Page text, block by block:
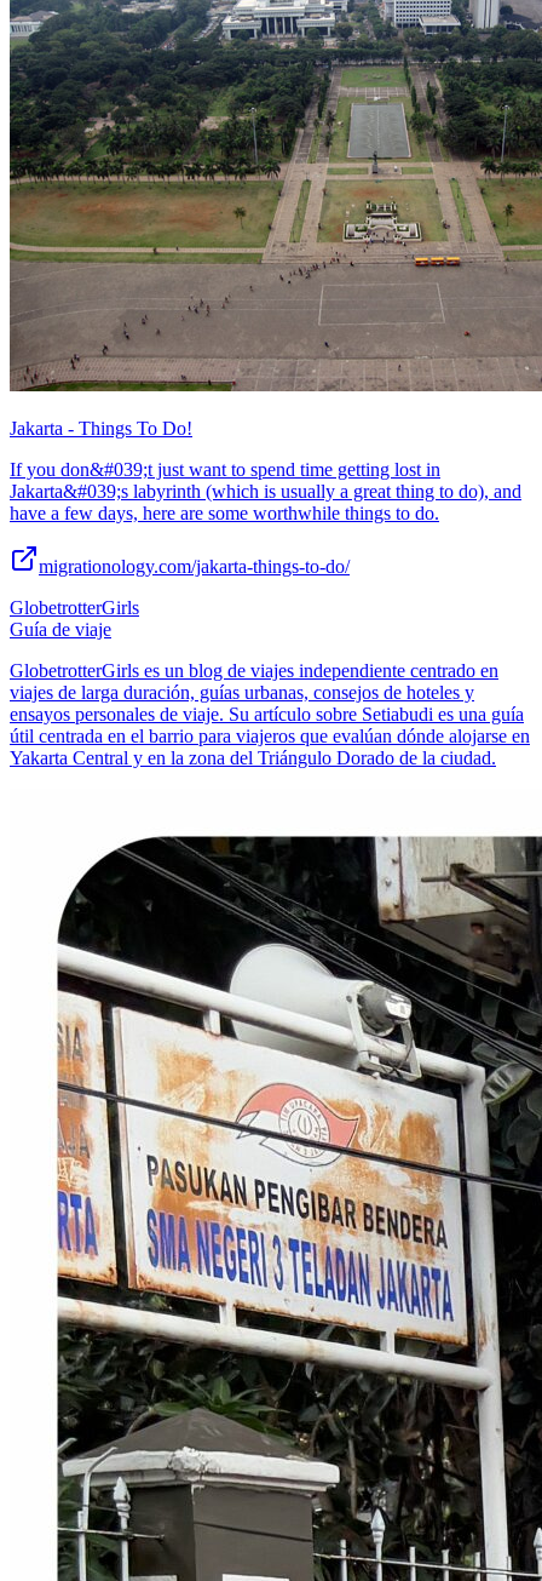
Jakarta - Things To Do!
If you don&#039;t just want to spend time getting lost in
Jakarta&#039;s labyrinth (which is usually a great thing to do), and
have a few days, here are some worthwhile things to do.
migrationology.com/jakarta-things-to-do/
GlobetrotterGirls
Guía de viaje
GlobetrotterGirls es un blog de viajes independiente centrado en
viajes de larga duración, guías urbanas, consejos de hoteles y
ensayos personales de viaje. Su artículo sobre Setiabudi es una guía
útil centrada en el barrio para viajeros que evalúan dónde alojarse en
Yakarta Central y en la zona del Triángulo Dorado de la ciudad.